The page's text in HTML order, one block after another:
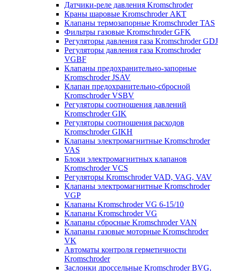
Датчики-реле давления Kromschroder
Краны шаровые Kromschroder АКТ
Клапаны термозапорные Kromschroder TAS
Фильтры газовые Kromschroder GFK
Регуляторы давления газа Kromschroder GDJ
Регуляторы давления газа Kromschroder
VGBF
Клапаны предохранительно-запорные
Kromschroder JSAV
Клапан предохранительно-сбросной
Kromschroder VSBV
Регуляторы соотношения давлений
Kromschroder GIK
Регуляторы соотношения расходов
Kromschroder GIKH
Клапаны электромагнитные Kromschroder
VAS
Блоки электромагнитных клапанов
Kromschroder VCS
Регуляторы Kromschroder VAD, VAG, VAV
Клапаны электромагнитные Kromschroder
VGP
Клапаны Kromschroder VG 6-15/10
Клапаны Kromschroder VG
Клапаны сбросные Kromschroder VAN
Клапаны газовые моторные Kromschroder
VK
Автоматы контроля герметичности
Kromschroder
Заслонки дроссельные Kromschroder BVG,